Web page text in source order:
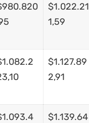
$1.022.21
1,59
$1.127.89
2,91
$1.139.64